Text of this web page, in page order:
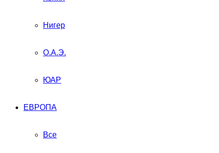
Нигер
О.А.Э.
ЮАР
ЕВРОПА
Все